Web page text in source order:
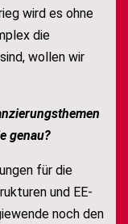
wird es ohne
die
wollen wir
genau?
für die
und EE-
noch den